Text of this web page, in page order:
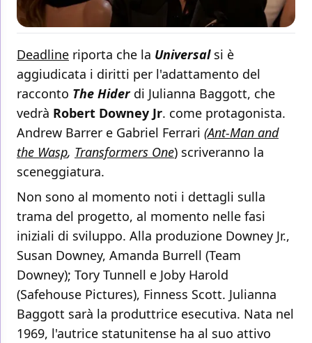
Deadline riporta che la Universalsi è
aggiudicata i diritti per l'adattamento del
racconto The Hiderdi Julianna Baggott, che
vedrà Robert Downey Jr. come protagonista.
Andrew Barrer e Gabriel Ferrari (Ant-Man and
the Wasp, Transformers One) scriveranno la
sceneggiatura.
Non sono al momento noti i dettagli sulla
trama del progetto, al momento nelle fasi
iniziali di sviluppo. Alla produzione Downey Jr.,
Susan Downey, Amanda Burrell (Team
Downey); Tory Tunnell e Joby Harold
(Safehouse Pictures), Finness Scott. Julianna
Baggott sarà la produttrice esecutiva. Nata nel
1969, l'autrice statunitense ha al suo attivo